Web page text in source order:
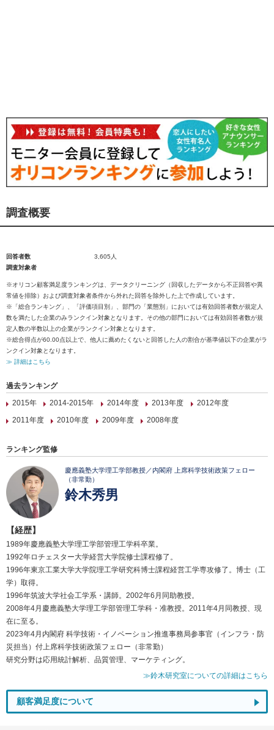
調査概要
回答者数
3,605人
調査対象者
※オリコン顧客満足度ランキングは、データクリーニング（回収したデータから不正回答や異
常値を排除）および調査対象者条件から外れた回答を除外した上で作成しています。
※「総合ランキング」、「評価項目別」、部門の「業態別」においては有効回答者数が規定人
数を満たした企業のみランクイン対象となります。その他の部門においては有効回答者数が規
定人数の半数以上の企業がランクイン対象となります。
※総合得点が60.00点以上で、他人に薦めたくないと回答した人の割合が基準値以下の企業がラ
ンクイン対象となります。
≫ 詳細はこちら
過去ランキング
2015年
2014-2015年 2014年度 2013年度
2012年度
2011年度
2010年度 2009年度 2008年度
ランキング監修
慶應義塾大学理工学部教授／内閣府 上席科学技術政策フェロー
（非常勤）
鈴木秀男
【経歴】
1989年慶應義塾大学理工学部管理工学科卒業。
1992年ロチェスター大学経営大学院修士課程修了。
1996年東京工業大学大学院理工学研究科博士課程経営工学専攻修了。博士（工
学）取得。
1996年筑波大学社会工学系・講師。2002年6月同助教授。
2008年4月慶應義塾大学理工学部管理工学科・准教授。2011年4月同教授、現
在に至る。
2023年4月内閣府 科学技術・イノベーション推進事務局参事官（インフラ・防
災担当）付上席科学技術政策フェロー（非常勤）
研究分野は応用統計解析、品質管理、マーケティング。
≫鈴木研究室についての詳細はこちら
顧客満足度について